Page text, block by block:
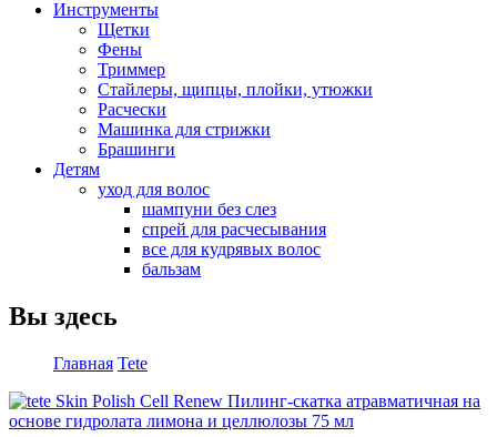
Инструменты
Щетки
Фены
Триммер
Стайлеры, щипцы, плойки, утюжки
Расчески
Машинка для стрижки
Брашинги
Детям
уход для волос
шампуни без слез
спрей для расчесывания
все для кудрявых волос
бальзам
Вы здесь
Главная Tete